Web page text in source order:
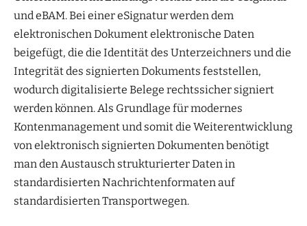
und eBAM. Bei einer eSignatur werden dem
elektronischen Dokument elektronische Daten
beigefügt, die die Identität des Unterzeichners und die
Integrität des signierten Dokuments feststellen,
wodurch digitalisierte Belege rechtssicher signiert
werden können. Als Grundlage für modernes
Kontenmanagement und somit die Weiterentwicklung
von elektronisch signierten Dokumenten benötigt
man den Austausch strukturierter Daten in
standardisierten Nachrichtenformaten auf
standardisierten Transportwegen.